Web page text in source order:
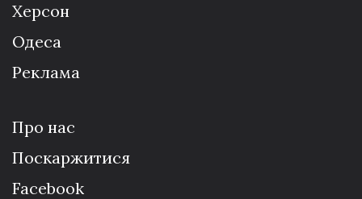
Херсон
Одеса
Реклама
Про нас
Поскаржитися
Facebook